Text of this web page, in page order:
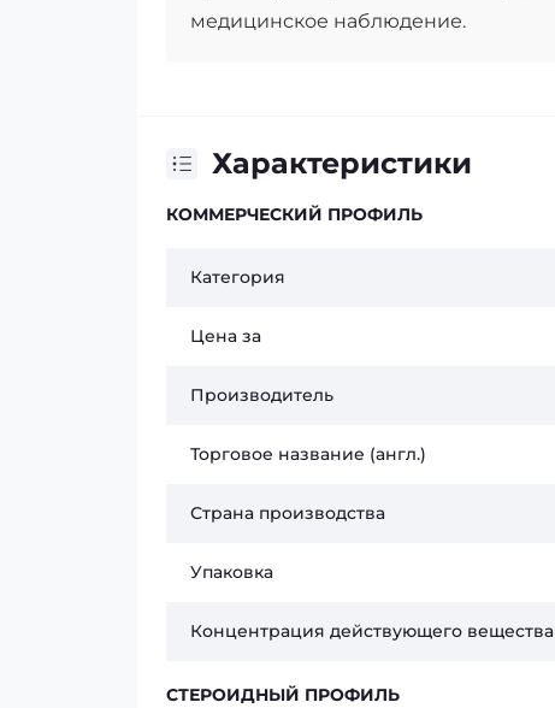
медицинское наблюдение.
Характеристики
КОММЕРЧЕСКИЙ ПРОФИЛЬ
Категория
Цена за
Производитель
Торговое название (англ.)
Страна производства
Упаковка
Концентрация действующего вещества
СТЕРОИДНЫЙ ПРОФИЛЬ